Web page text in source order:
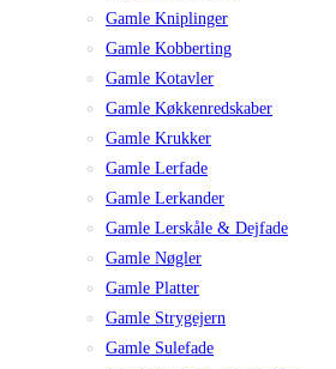
Gamle Kniplinger
Gamle Kobberting
Gamle Kotavler
Gamle Køkkenredskaber
Gamle Krukker
Gamle Lerfade
Gamle Lerkander
Gamle Lerskåle & Dejfade
Gamle Nøgler
Gamle Platter
Gamle Strygejern
Gamle Sulefade